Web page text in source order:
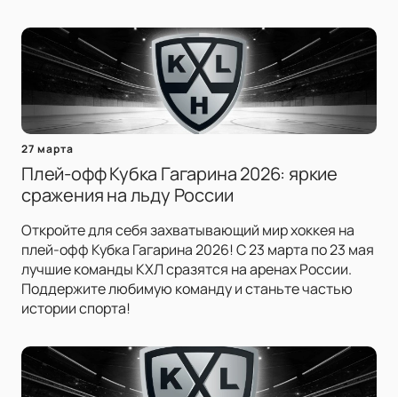
27 марта
Плей-офф Кубка Гагарина 2026: яркие
сражения на льду России
Откройте для себя захватывающий мир хоккея на
плей-офф Кубка Гагарина 2026! С 23 марта по 23 мая
лучшие команды КХЛ сразятся на аренах России.
Поддержите любимую команду и станьте частью
истории спорта!